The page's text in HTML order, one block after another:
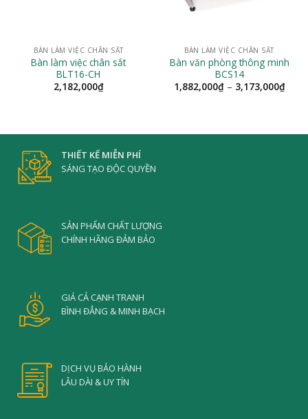
BÀN LÀM VIỆC CHÂN SẮT
Bàn làm việc chân sắt
BLT16-CH
2,182,000₫
BÀN LÀM VIỆC CHÂN SẮT
Bàn văn phòng thông minh
BCS14
1,882,000₫ – 3,173,000₫
giá:
THIẾT KẾ MIỄN PHÍ
SÁNG TẠO ĐỘC QUYỀN
SẢN PHẨM CHẤT LƯỢNG
CHÍNH HÃNG ĐẢM BẢO
GIÁ CẢ CẠNH TRANH
BÌNH ĐẲNG & MINH BẠCH
DỊCH VỤ BẢO HÀNH
LÂU DÀI & UY TÍN